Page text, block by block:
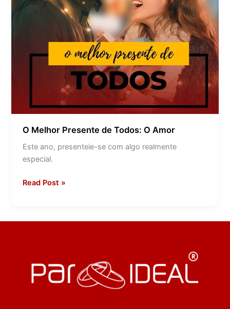
O Melhor Presente de Todos: O Amor
Este ano, presenteie-se com algo realmente
especial.
Read Post »